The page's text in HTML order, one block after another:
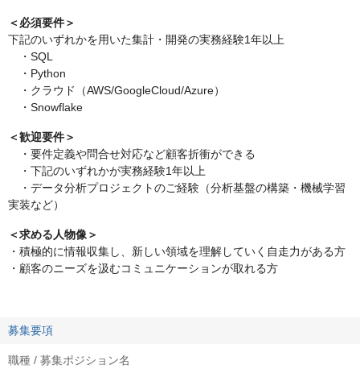
＜必須要件＞
下記のいずれかを用いた集計・開発の実務経験1年以上
・SQL
・Python
・クラウド（AWS/GoogleCloud/Azure）
・Snowflake
＜歓迎要件＞
・要件定義や問合せ対応など顧客折衝ができる
・下記のいずれかが実務経験1年以上
・データ分析プロジェクトのご経験（分析基盤の構築・機械学習
実装など）
＜求める人物像＞
・積極的に情報収集し、新しい領域を理解していく自走力がある方
・顧客のニーズを汲むコミュニケーションが取れる方
募集要項
職種 / 募集ポジション名